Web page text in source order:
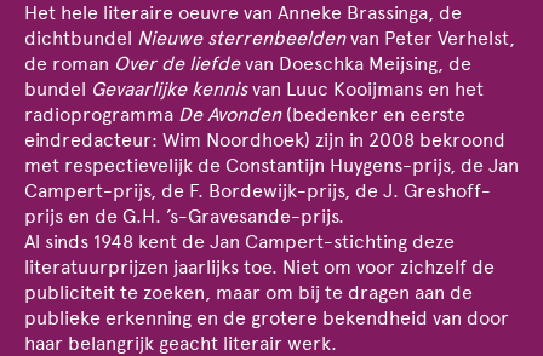
Het hele literaire oeuvre van Anneke Brassinga, de
dichtbundel Nieuwe sterrenbeeldenvan Peter Verhelst,
de roman Over de liefdevan Doeschka Meijsing, de
bundel Gevaarlijke kennisvan Luuc Kooijmans en het
radioprogramma De Avonden(bedenker en eerste
eindredacteur: Wim Noordhoek) zijn in 2008 bekroond
met respectievelijk de Constantijn Huygens-prijs, de Jan
Campert-prijs, de F. Bordewijk-prijs, de J. Greshoff-
prijs en de G.H. ’s-Gravesande-prijs.
Al sinds 1948 kent de Jan Campert-stichting deze
literatuurprijzen jaarlijks toe. Niet om voor zichzelf de
publiciteit te zoeken, maar om bij te dragen aan de
publieke erkenning en de grotere bekendheid van door
haar belangrijk geacht literair werk.